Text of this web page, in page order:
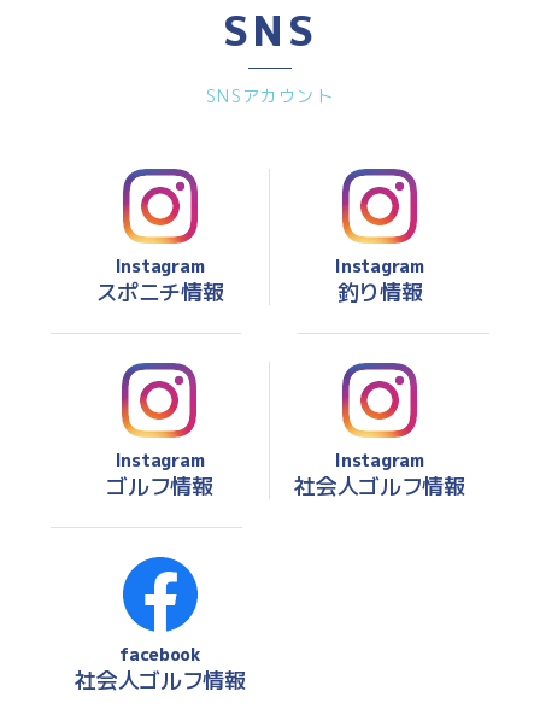
SNS
SNSアカウント
Instagram
スポニチ情報
Instagram
釣り情報
Instagram
ゴルフ情報
Instagram
社会人ゴルフ情報
facebook
社会人ゴルフ情報